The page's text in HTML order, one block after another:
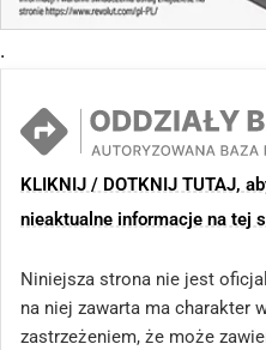
Oddziały banków
Oddziały banków
Bobowej
Bank Spółdzielczy w
Bobrownikach
Bank Spółdzielczy w
Oddziały banków
.
KLIKNIJ / DOTKNIJ TUTAJ,
nieaktualne informacje na tej
Niniejsza strona nie jest
na niej zawarta ma charakter
zastrzeżeniem, że może